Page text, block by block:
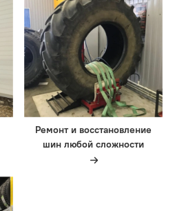
Ремонт и восстановление
шин любой сложности